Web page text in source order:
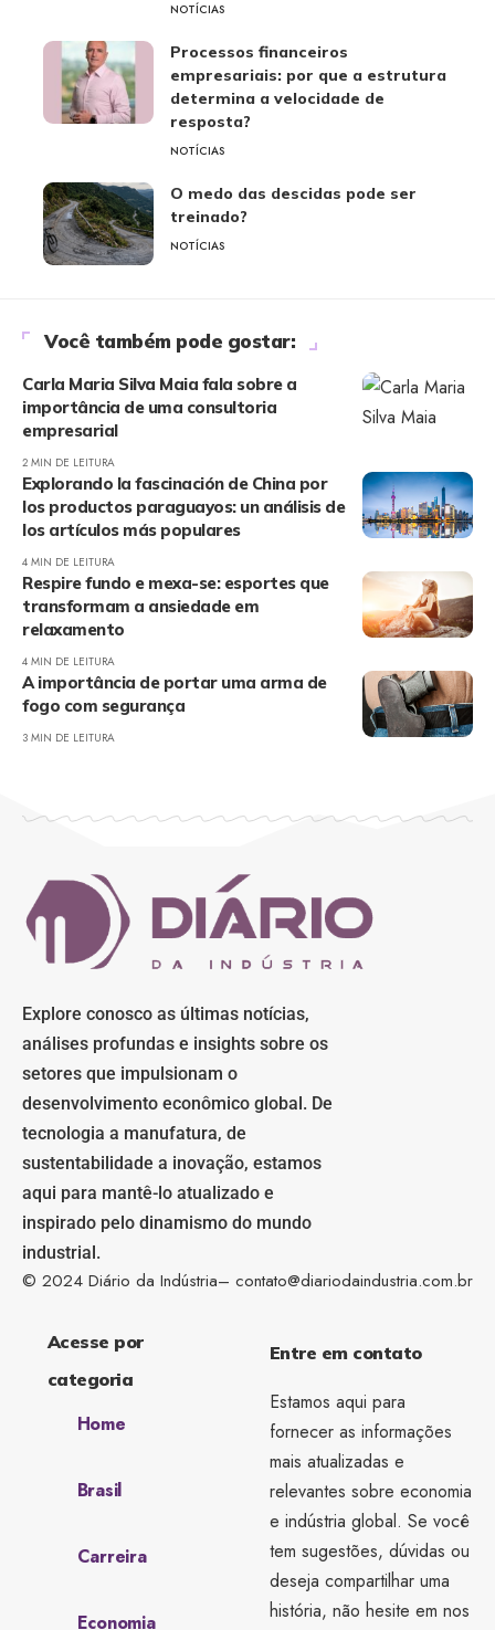
NOTÍCIAS
Processos financeiros
empresariais: por que a estrutura
determina a velocidade de
resposta?
NOTÍCIAS
O medo das descidas pode ser
treinado?
NOTÍCIAS
Você também pode gostar:
Carla Maria Silva Maia fala sobre a
importância de uma consultoria
empresarial
2 MIN DE LEITURA
Explorando la fascinación de China por
los productos paraguayos: un análisis de
los artículos más populares
4 MIN DE LEITURA
Respire fundo e mexa-se: esportes que
transformam a ansiedade em
relaxamento
4 MIN DE LEITURA
A importância de portar uma arma de
fogo com segurança
3 MIN DE LEITURA
Explore conosco as últimas notícias,
análises profundas e insights sobre os
setores que impulsionam o
desenvolvimento econômico global. De
tecnologia a manufatura, de
sustentabilidade a inovação, estamos
aqui para mantê-lo atualizado e
inspirado pelo dinamismo do mundo
industrial.
© 2024 Diário da Indústria– contato@diariodaindustria.com.br
Acesse por
categoria
Home
Brasil
Carreira
Economia
Entre em contato
Estamos aqui para
fornecer as informações
mais atualizadas e
relevantes sobre economia
e indústria global. Se você
tem sugestões, dúvidas ou
deseja compartilhar uma
história, não hesite em nos